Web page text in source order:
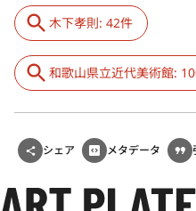
木下孝則: 42件
和歌山県立近代美術館:
シェア メタデータ